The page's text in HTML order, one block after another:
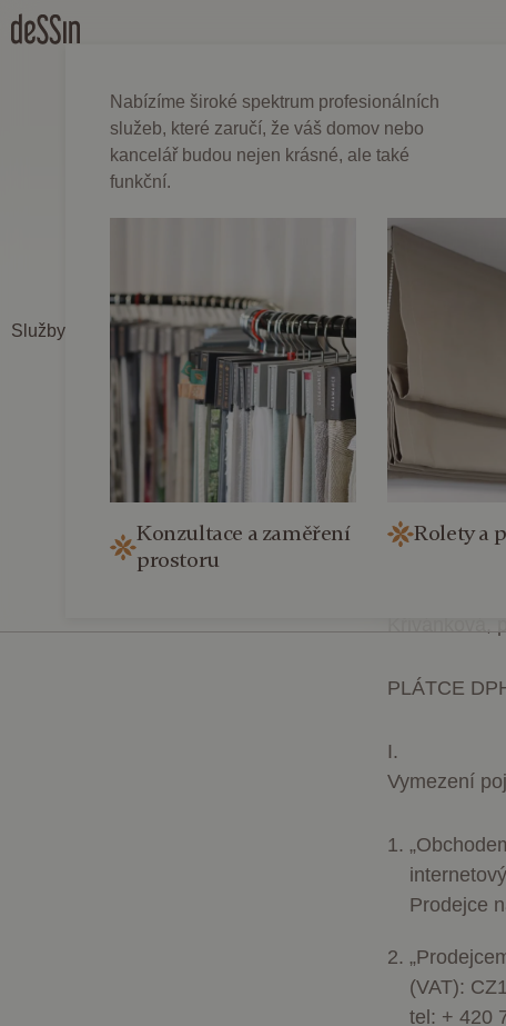
Služby
Nabízíme široké spektrum profesionálních
služeb, které zaručí, že váš domov nebo
kancelář budou nejen krásné, ale také
funkční.
Konzultace a zaměření
prostoru
Rolety a
prodejce
Dessin
PLÁTCE
I.
Vymezení
„
Prodejce
„
(VAT):
tel: + 420